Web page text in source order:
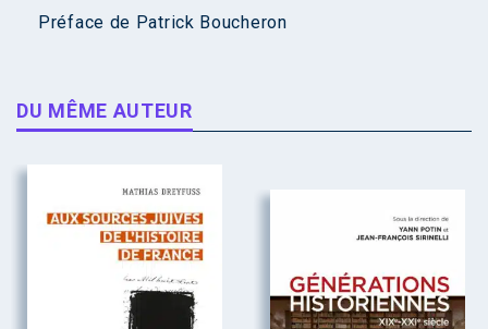
Préface de Patrick Boucheron
DU MÊME AUTEUR